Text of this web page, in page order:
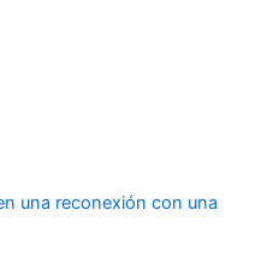
una reconexión con una